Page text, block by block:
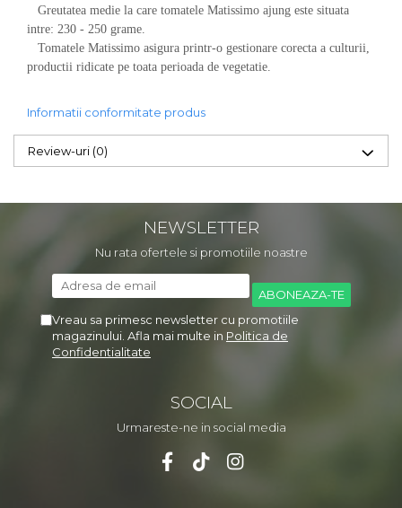
Greutatea medie la care tomatele Matissimo ajung este situata
intre: 230 - 250 grame.
Tomatele Matissimo asigura printr-o gestionare corecta a culturii,
productii ridicate pe toata perioada de vegetatie.
Informatii conformitate produs
Review-uri (0)
NEWSLETTER
Nu rata ofertele si promotiile noastre
Vreau sa primesc newsletter cu promotiile
magazinului. Afla mai multe in Politica de
Confidentialitate
SOCIAL
Urmareste-ne in social media